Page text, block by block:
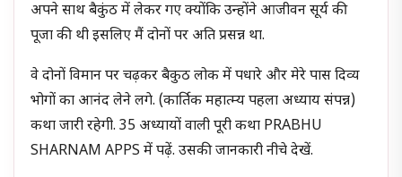
अपने साथ बैकुंठ में लेकर गए क्योंकि उन्होंने आजीवन सूर्य की
पूजा की थी इसलिए मैं दोनों पर अति प्रसन्न था.
वे दोनों विमान पर चढ़कर बैकुठ लोक में पधारे और मेरे पास दिव्य
भोगों का आनंद लेने लगे. (कार्तिक महात्म्य पहला अध्याय संपन्न)
कथा जारी रहेगी. 35 अध्यायों वाली पूरी कथा PRABHU
SHARNAM APPS में पढ़ें. उसकी जानकारी नीचे देखें.